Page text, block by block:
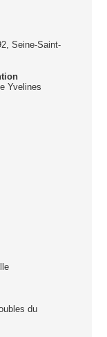
Seine-Saint-
Yvelines
du